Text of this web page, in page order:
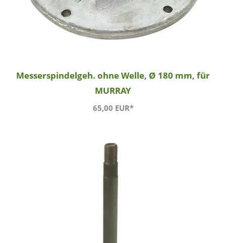
Messerspindelgeh. ohne Welle, Ø 180 mm, für
MURRAY
65,00 EUR*